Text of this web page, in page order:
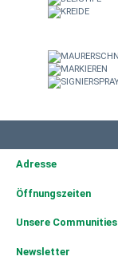
Adresse
Öffnungszeiten
Unsere Communities
Newsletter